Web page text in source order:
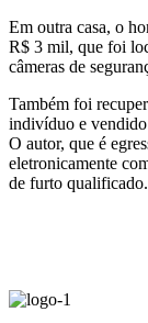
Em outra casa, o
R$ 3 mil, que foi
câmeras de
Também foi
indivíduo e
O autor, que é
eletronicamente
de furto qualificado.